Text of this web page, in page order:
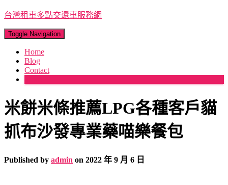
台灣租車多點交還車服務網
Toggle Navigation
Home
Blog
Contact
米餅米條推薦LPG各種客戶貓
抓布沙發專業藥喵樂餐包
Published by admin on 2022 年 9 月 6 日